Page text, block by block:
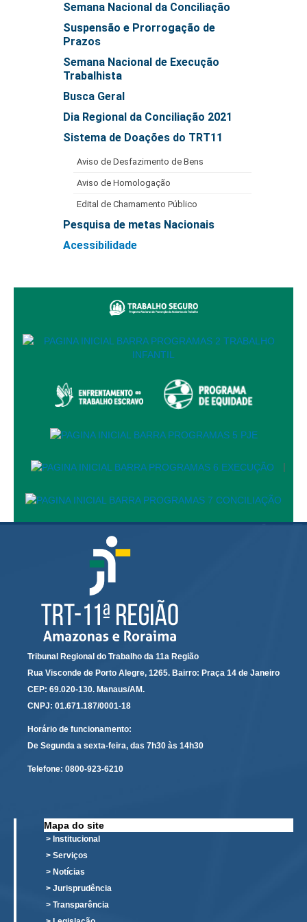
Difusão Cultural
Anteriores
Visitas Escolares
Fotos Visitas Escolares - 03/06/2011
Fotos Visitas Escolares - 06/06/2011
COLÉGIO AMAZONENSE DOM PEDRO II - 31/05/2012
INSTITUTO DE EDUCAÇÃO DO AMAZONAS - 20/08/2012
2013
INSTITUTO FEDERAL DE CIÊNCIA & TECNOLOGIA - 14/10/2013
Eventos Memorial
Gestão Documental
Selo acervo histórico
NORMATIVOS
Contato
Semana Nacional da Conciliação
Suspensão e Prorrogação de
Prazos
Semana Nacional de Execução
Trabalhista
Busca Geral
Dia Regional da Conciliação 2021
Sistema de Doações do TRT11
Aviso de Desfazimento de Bens
Aviso de Homologação
Edital de Chamamento Público
Pesquisa de metas Nacionais
Acessibilidade
|
Tribunal Regional do Trabalho da 11a Região
Rua Visconde de Porto Alegre, 1265. Bairro: Praça 14 de Janeiro
CEP: 69.020-130. Manaus/AM.
CNPJ: 01.671.187/0001-18
Horário de funcionamento:
De Segunda a sexta-feira, das 7h30 às 14h30
Telefone: 0800-923-6210
Mapa do site
> Institucional
> Serviços
> Notícias
> Jurisprudência
> Transparência